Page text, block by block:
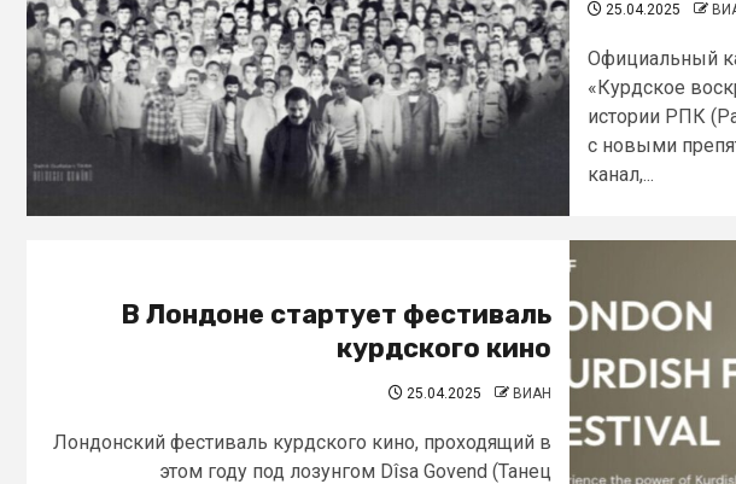
25.04.2025
Официальный
«Курдское
истории РПК
с новыми
канал,...
В Лондоне стартует фестиваль
курдского кино
25.04.2025 ВИАН
Лондонский фестиваль курдского кино, проходящий в
этом году под лозунгом Dîsa Govend (Танец